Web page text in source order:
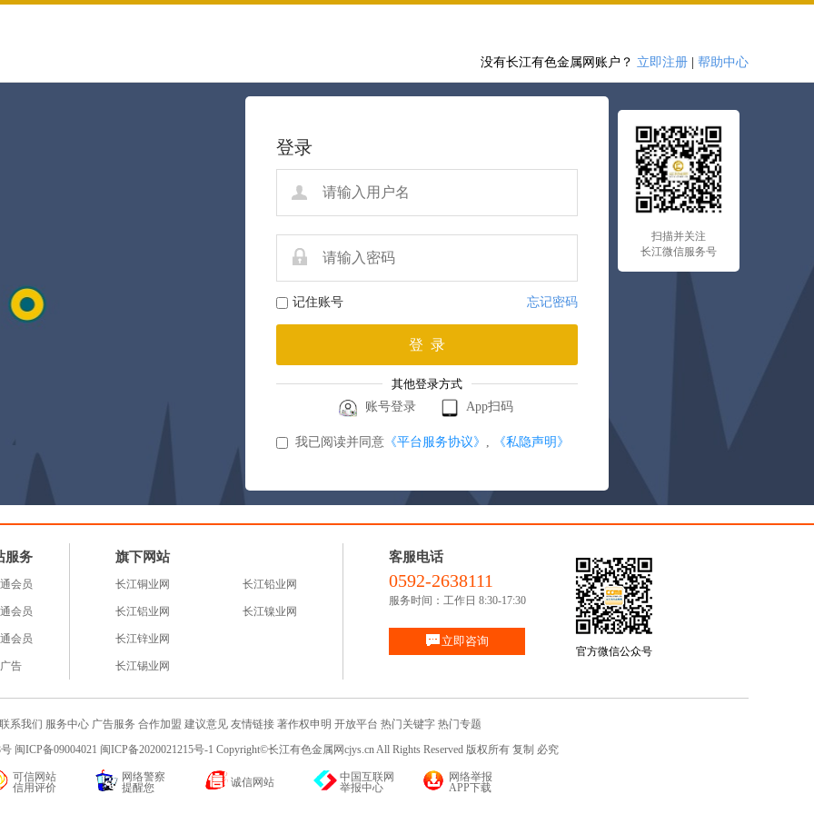
没有长江有色金属网账户？ 立即注册 帮助中心
扫描并关注
长江微信服务号
登录
记住账号 忘记密码
登 录
其他登录方式
账号登录
App扫码
我已阅读并同意 《平台服务协议》 , 《私隐声明》
服务
会员
会员
会员
告
旗下网站
长江铜业网
长江铝业网
长江锌业网
长江锡业网
长江铅业网
长江镍业网
客服电话
0592-2638111
服务时间：工作日 8:30-17:30
立即咨询
官方微信公众号
联系我们 服务中心 广告服务 合作加盟 建议意见 友情链接 著作权申明 开放平台 热门关键字 热门专题
闽ICP备09004021 闽ICP备2020021215号-1 Copyright©长江有色金属网cjys.cn All Rights Reserved 版权所有 复制 必究
可信网站
信用评价
网络警察
提醒您
诚信网站
中国互联网
举报中心
网络举报
APP下载